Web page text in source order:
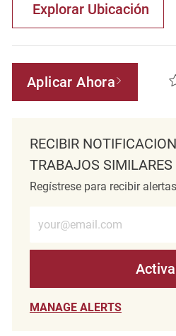
Explorar Ubicación
Aplicar Ahora
RECIBIR
TRABAJOS SIMILARES
Regístrese para recibir
MANAGE ALERTS